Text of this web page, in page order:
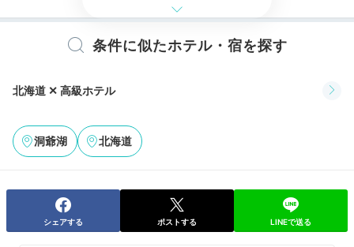
ツは、ふわふわで見た目も映えておすすめ！ ハーフビ
ュッフェで、パンやソフトドリンク、スープが食べ放題
Check-out
12:00
チェックアウトへ
条件に似たホテル・宿を探す
北海道 ✕ 高級ホテル
洞爺湖 北海道
シェアする ポストする LINEで送る